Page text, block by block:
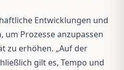
Entwicklungen und
Prozesse anzupassen
zu erhöhen. „Auf der
gilt es, Tempo und